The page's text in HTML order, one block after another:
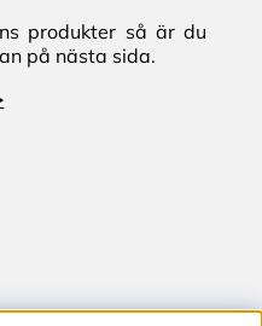
produkter så är du
på nästa sida.